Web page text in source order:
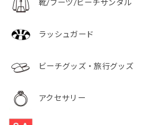
靴/ブーツ/ビーチサンダル
ラッシュガード
ビーチグッズ・旅行グッズ
アクセサリー